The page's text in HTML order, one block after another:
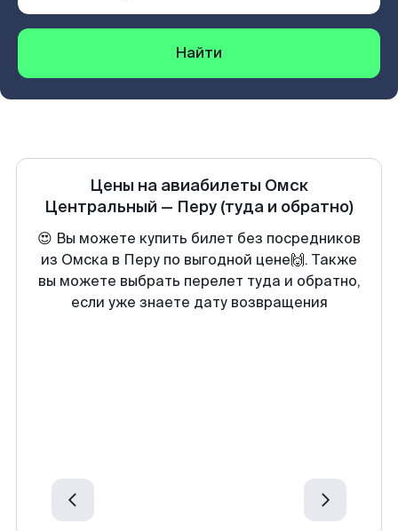
Найти
Цены на авиабилеты Омск
Центральный — Перу (туда и обратно)
😍 Вы можете купить билет без посредников
из Омска в Перу по выгодной цене🙌. Также
вы можете выбрать перелет туда и обратно,
если уже знаете дату возвращения